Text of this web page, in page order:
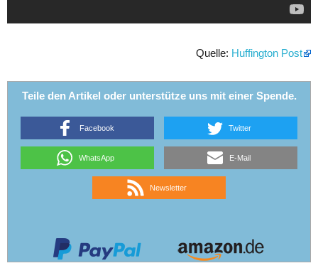
Quelle: Huffington Post
Teile den Artikel oder unterstütze uns mit einer Spende.
Facebook Twitter
WhatsApp E-Mail
Newsletter